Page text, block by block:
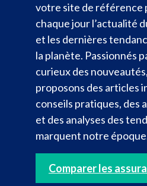
votre site de référence
chaque jour l’actualité
et les dernières
la planète. Passionnés
curieux des
proposons des articles
conseils pratiques, des
et des analyses des
marquent notre
Comparer les